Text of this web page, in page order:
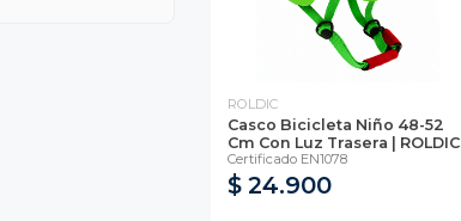
ROLDIC
Casco Bicicleta Niño 48-52
Cm Con Luz Trasera | ROLDIC
Certificado EN1078
$ 24.900